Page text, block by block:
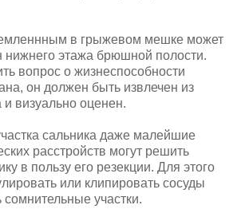
в грыжевом мешке может
нижнего этажа брюшной полости.
вопрос о жизнеспособности
он должен быть извлечен из
визуально оценен.
сальника даже малейшие
расстройств могут решить
в пользу его резекции. Для этого
или клипировать сосуды
сомнительные участки.